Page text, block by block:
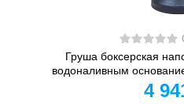
Груша боксерская
водоналивным
4